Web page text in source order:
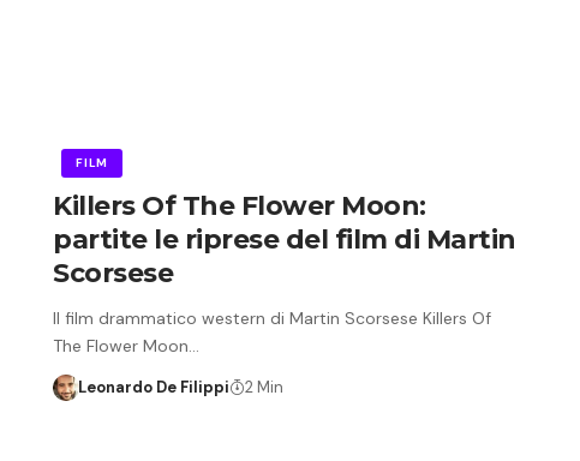
FILM
Killers Of The Flower Moon:
partite le riprese del film di Martin
Scorsese
Il film drammatico western di Martin Scorsese Killers Of
The Flower Moon…
Leonardo De Filippi 2 Min